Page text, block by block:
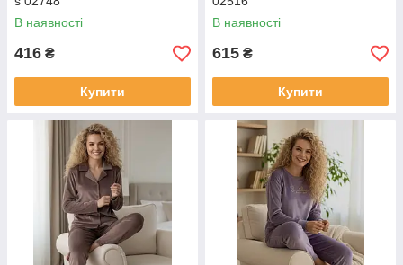
В наявності
416 ₴
Купити
В наявності
615 ₴
Купити